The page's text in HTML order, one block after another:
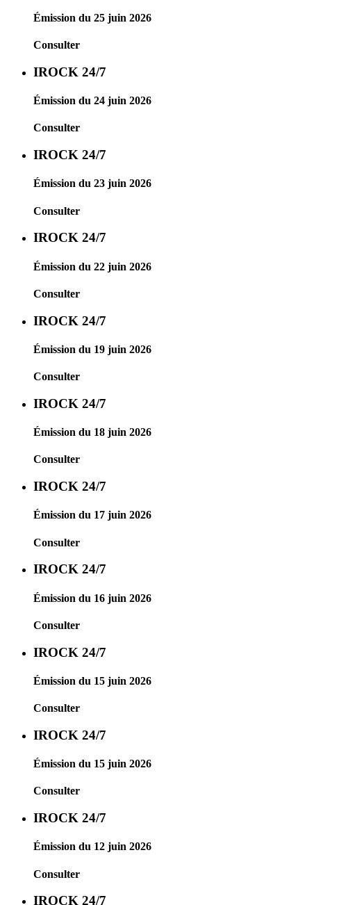
Émission du 25 juin 2026
Consulter
IROCK 24/7
Émission du 24 juin 2026
Consulter
IROCK 24/7
Émission du 23 juin 2026
Consulter
IROCK 24/7
Émission du 22 juin 2026
Consulter
IROCK 24/7
Émission du 19 juin 2026
Consulter
IROCK 24/7
Émission du 18 juin 2026
Consulter
IROCK 24/7
Émission du 17 juin 2026
Consulter
IROCK 24/7
Émission du 16 juin 2026
Consulter
IROCK 24/7
Émission du 15 juin 2026
Consulter
IROCK 24/7
Émission du 15 juin 2026
Consulter
IROCK 24/7
Émission du 12 juin 2026
Consulter
IROCK 24/7